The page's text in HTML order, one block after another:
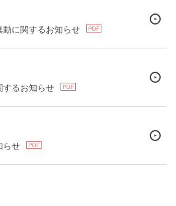
に関するお知らせ
るお知らせ
らせ